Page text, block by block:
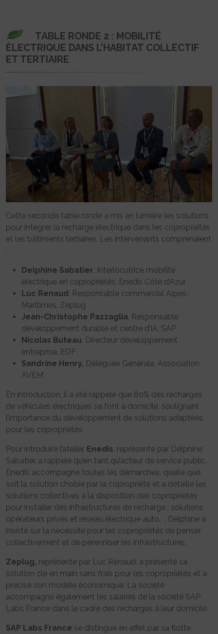
TABLE RONDE 2 : MOBILITÉ
ÉLECTRIQUE DANS L’HABITAT COLLECTIF
ET TERTIAIRE
Cette seconde table ronde a mis en lumière les solutions
pour intégrer la recharge électrique dans les copropriétés
et les bâtiments tertiaires. Les intervenants comprenaient
:
Delphine Sabatier, Interlocutrice mobilité
électrique en copropriétés, Enedis Côte d’Azur
Luc Renaud, Responsable commercial Alpes-
Maritimes, Zeplug
Jean-Christophe Pazzaglia, Responsable
développement durable et centre d’IA, SAP
Nicolas Buteau, Directeur développement
entreprise, EDF
Sandrine Henry, Déléguée Générale, Association
AVEM
En introduction, il a été rappelé que 80% des recharges
de véhicules électriques se font à domicile, soulignant
l’importance du développement de solutions adaptées
pour les copropriétés.
Pour introduire l’atelier, Enedis, représenté par Delphine
Sabatier, a rappelé qu’en tant qu’acteur de service public,
Enedis accompagne toutes les démarches, quelle que
soit la solution choisie par la copropriété et a détaillé les
solutions collectives à la disposition des copropriétés
pour installer des infrastructures de recharge : solutions
opérateurs privés et réseau électrique auto. . Delphine a
insisté sur la nécessité pour les copropriétés de penser
collectivement et de pérenniser les infrastructures.
Zeplug, représenté par Luc Renaud, a présenté sa
solution clé en main sans frais pour les copropriétés et a
précisé son modèle économique. La société
accompagne également les salariés de la société SAP
Labs France dans le cadre des recharges à leur domicile.
SAP Labs France se distingue en effet par sa flotte